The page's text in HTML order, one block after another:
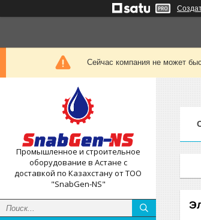
Сейчас компания не может
Промышленное и строительное
оборудование в Астане с
доставкой по Казахстану от ТОО
"SnabGen-NS"